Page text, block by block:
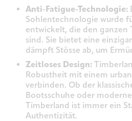
Anti-Fatigue-Technologie:
Sohlentechnologie wurde
entwickelt, die den ganzen
sind. Sie bietet eine
dämpft Stösse ab, um
Zeitloses Design:
Robustheit mit einem
verbinden. Ob der
Bootsschuhe oder
Timberland ist immer ein
Authentizität.